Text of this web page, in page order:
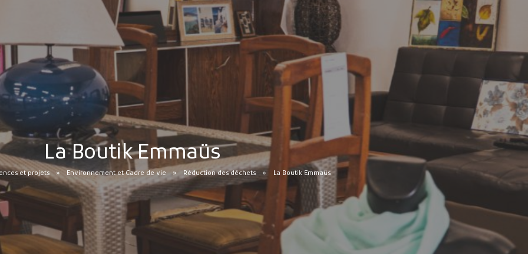
Publicité des actes
Projets financés par l'Europe
Plans d'accès
La Boutik Emmaüs
et projets Environnement et Cadre de vie Réduction des déchets La Boutik Emmaüs